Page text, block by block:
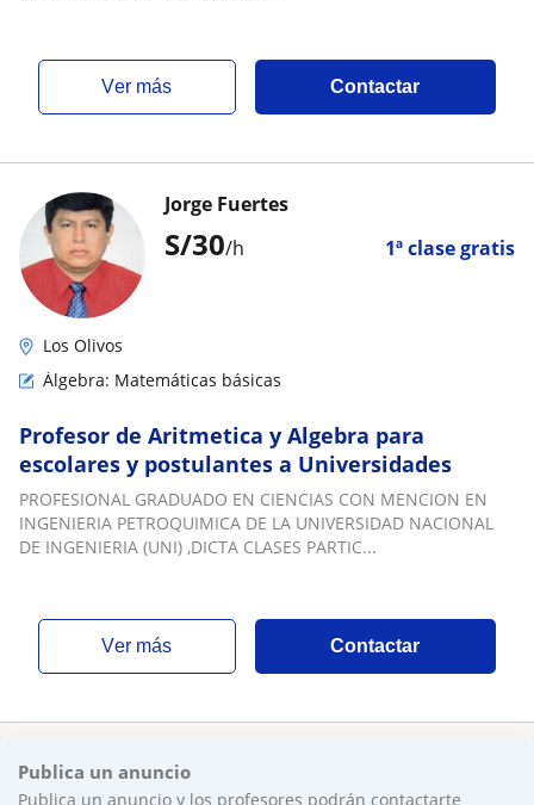
ver más Contactar
S/30/h 1ª clase gratis
Jorge Fuertes
Los Olivos
Álgebra: Matemáticas básicas
Profesor de Aritmetica y Algebra para
escolares y postulantes a Universidades
PROFESIONAL GRADUADO EN CIENCIAS CON MENCION EN
INGENIERIA PETROQUIMICA DE LA UNIVERSIDAD NACIONAL
DE INGENIERIA (UNI) ,DICTA CLASES PARTIC...
ver más Contactar
Publica un anuncio
Publica un anuncio y los profesores podrán contactarte